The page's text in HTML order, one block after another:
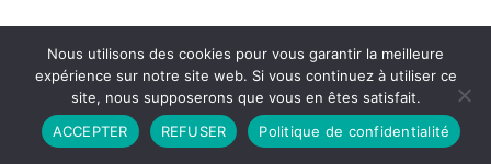
Partenariat Contact
Politique de Confidentialité
CGU
Copyright © 2026 - Propulsé par DIEUDUDIABLE
Nous utilisons des cookies pour vous garantir la meilleure
expérience sur notre site web. Si vous continuez à utiliser ce
site, nous supposerons que vous en êtes satisfait.
ACCEPTER
REFUSER Politique de confidentialité